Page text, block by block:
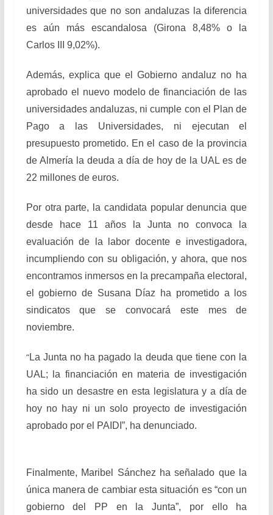
universidades que no son andaluzas la diferencia
es aún más escandalosa (Girona 8,48% o la
Carlos III 9,02%).
Además, explica que el Gobierno andaluz no ha
aprobado el nuevo modelo de financiación de las
universidades andaluzas, ni cumple con el Plan de
Pago a las Universidades, ni ejecutan el
presupuesto prometido. En el caso de la provincia
de Almería la deuda a día de hoy de la UAL es de
22 millones de euros.
Por otra parte, la candidata popular denuncia que
desde hace 11 años la Junta no convoca la
evaluación de la labor docente e investigadora,
incumpliendo con su obligación, y ahora, que nos
encontramos inmersos en la precampaña electoral,
el gobierno de Susana Díaz ha prometido a los
sindicatos que se convocará este mes de
noviembre.
“La Junta no ha pagado la deuda que tiene con la
UAL; la financiación en materia de investigación
ha sido un desastre en esta legislatura y a día de
hoy no hay ni un solo proyecto de investigación
aprobado por el PAIDI”, ha denunciado.
Finalmente, Maribel Sánchez ha señalado que la
única manera de cambiar esta situación es “con un
gobierno del PP en la Junta”, por ello ha